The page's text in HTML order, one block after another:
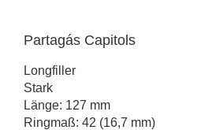
Partagás Capitols
Longfiller
Stark
Länge: 127 mm
Ringmaß: 42 (16,7 mm)